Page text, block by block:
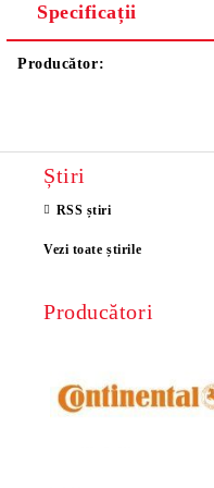
Specificații
Producător:
Știri
RSS știri
Vezi toate știrile
Producători